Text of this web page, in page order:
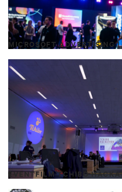
MICROSOFT ADVERTISING
EVENTFILM TCHIBO